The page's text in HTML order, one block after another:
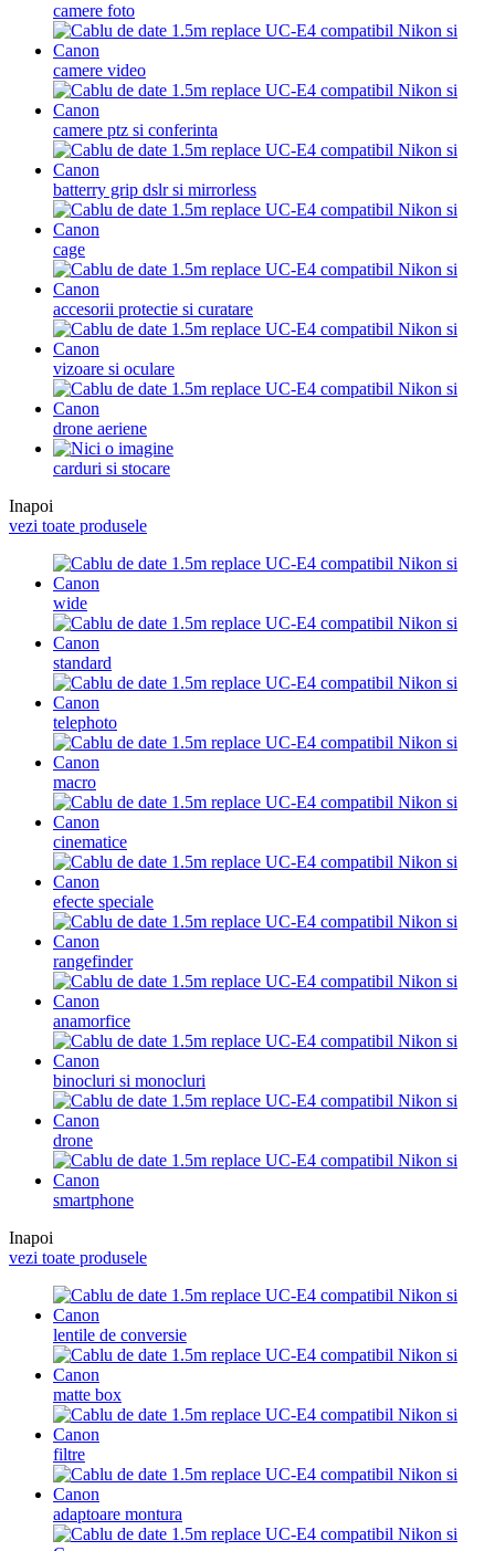
camere foto
camere video
camere ptz si conferinta
batterry grip dslr si mirrorless
cage
accesorii protectie si curatare
vizoare si oculare
drone aeriene
carduri si stocare
Inapoi
vezi toate produsele
wide
standard
telephoto
macro
cinematice
efecte speciale
rangefinder
anamorfice
binocluri si monocluri
drone
smartphone
Inapoi
vezi toate produsele
lentile de conversie
matte box
filtre
adaptoare montura